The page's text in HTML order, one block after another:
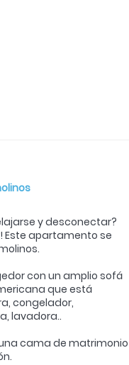
y desconectar?
Este apartamento se
con un amplio sofá
que está
congelador,
lavadora..
cama de matrimonio